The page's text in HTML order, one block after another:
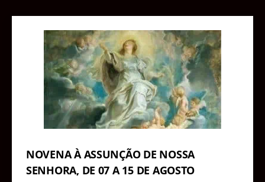
NOVENA À ASSUNÇÃO DE NOSSA
SENHORA, DE 07 A 15 DE AGOSTO